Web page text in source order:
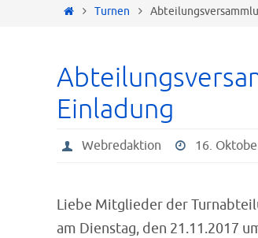
StartTurnen
Einladung
Webredaktion 16.
Liebe Mitglieder der
am Dienstag, den 21.11.2017